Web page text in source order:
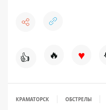
👍 🔥 ♥
КРАМАТОРСК ОБСТРЕЛЫ